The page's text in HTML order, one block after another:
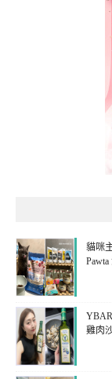
貓咪
雞肉